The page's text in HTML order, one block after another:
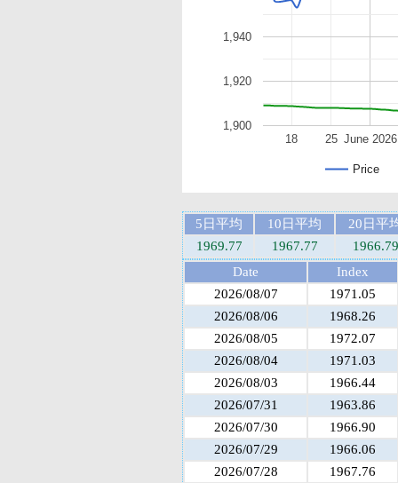
Price
June 2026
18 25
1,900
1,920
1,940
5日平均 10日平均
20日平
1969.77
1967.77
1966.79
Date
Index
2026/08/07
1971.05
2026/08/06
1968.26
2026/08/05
1972.07
2026/08/04
1971.03
2026/08/03
1966.44
2026/07/31
1963.86
2026/07/30
1966.90
2026/07/29
1966.06
2026/07/28
1967.76